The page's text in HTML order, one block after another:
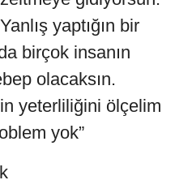
yaptığın bir
birçok insanın
olacaksın.
yeterliliğini ölçelim
yok”